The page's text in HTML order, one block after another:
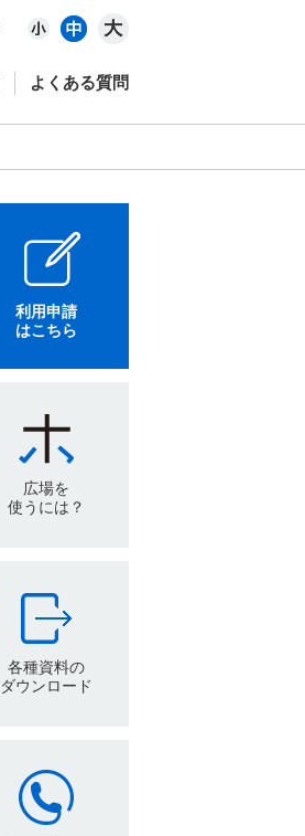
よくある質問
利用申請
はこちら
広場を
使うには？
各種資料の
ダウンロード